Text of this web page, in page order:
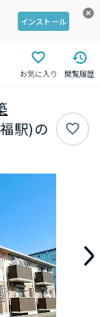
インストール
お気に入り 閲覧履歴
駅)の